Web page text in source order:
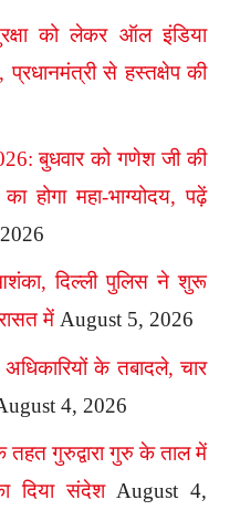
को लेकर ऑल इंडिया
से हस्तक्षेप की
बुधवार को गणेश जी की
होगा महा-भाग्योदय, पढ़ें
दिल्ली पुलिस ने शुरू
में August 5, 2026
के तबादले, चार
4, 2026
गुरुद्वारा गुरु के ताल में
दिया संदेश August 4,